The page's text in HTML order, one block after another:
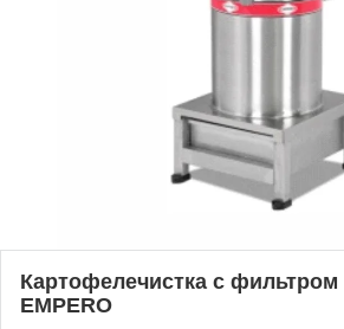
Картофелечистка с фильтром
EMPERO